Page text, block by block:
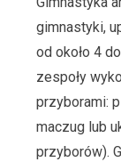
gimnastyki,
od około 4
zespoły
przyborami:
maczug lub
przyborów).